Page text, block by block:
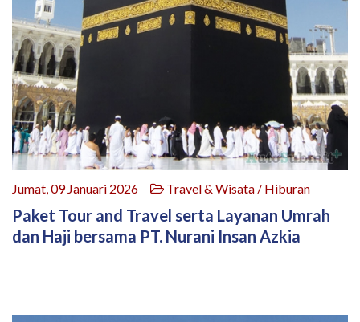
Jumat, 09 Januari 2026 Travel & Wisata / Hiburan
Paket Tour and Travel serta Layanan Umrah
dan Haji bersama PT. Nurani Insan Azkia